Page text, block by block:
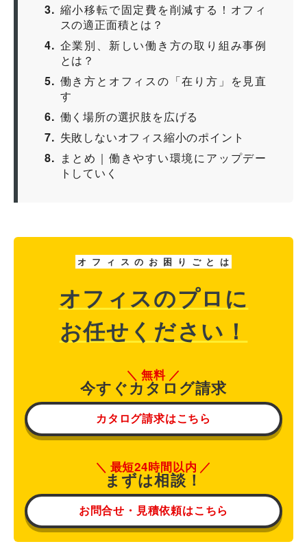
3
縮小移転で固定費を削減する！オフィ
スの適正面積とは？
4
企業別、新しい働き方の取り組み事例
とは？
5
働き方とオフィスの「在り方」を見直
す
6
働く場所の選択肢を広げる
7
失敗しないオフィス縮小のポイント
8
まとめ｜働きやすい環境にアップデー
トしていく
オ フ ィ ス の お 困 り ご と は
オフィスのプロに
お任せください！
無料
今すぐカタログ請求
カタログ請求はこちら
最短24時間以内
まずは相談！
お問合せ・見積依頼はこちら